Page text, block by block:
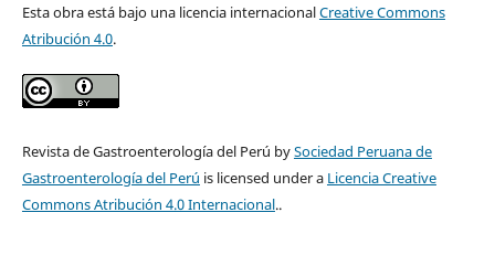
Esta obra está bajo una licencia internacionalCreative Commons
Atribución 4.0.
Revista de Gastroenterología del Perú bySociedad Peruana de
Gastroenterología del Perú is licensed under a Licencia Creative
Commons Atribución 4.0 Internacional..